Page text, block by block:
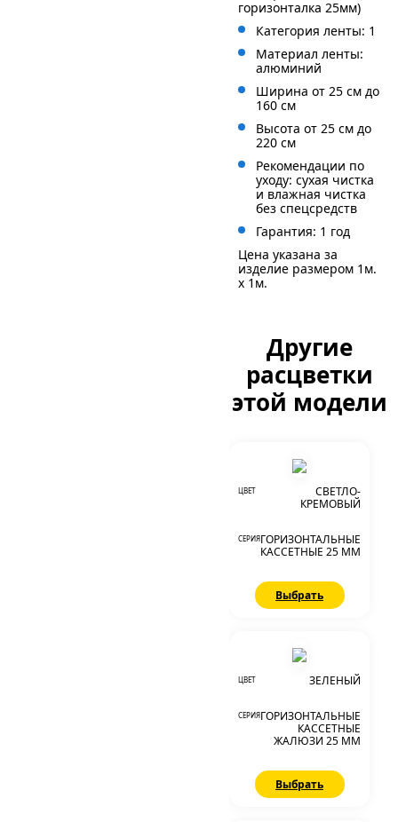
горизонталка 25мм)
Категория ленты: 1
Материал ленты:
алюминий
Ширина от 25 см до
160 см
Высота от 25 см до
220 см
Рекомендации по
уходу: сухая чистка
и влажная чистка
без спецсредств
Гарантия: 1 год
Цена указана за
изделие размером 1м.
x 1м.
Другие
расцветки
этой модели
ЦВЕТ
СВЕТЛО-
КРЕМОВЫЙ
СЕРИЯГОРИЗОНТАЛЬНЫЕ
КАССЕТНЫЕ 25 ММ
Выбрать
ЦВЕТ ЗЕЛЕНЫЙ
СЕРИЯГОРИЗОНТАЛЬНЫЕ
КАССЕТНЫЕ
ЖАЛЮЗИ 25 ММ
Выбрать